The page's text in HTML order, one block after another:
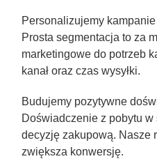
Personalizujemy
Prosta segmentacja to za
marketingowe do potrzeb
kanał oraz czas wysyłki.
Budujemy pozytywne
Doświadczenie z pobytu
decyzję zakupową. Nasze
zwiększa konwersję.